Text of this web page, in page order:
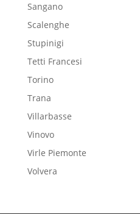
Sangano
Scalenghe
Stupinigi
Tetti Francesi
Torino
Trana
Villarbasse
Vinovo
Virle Piemonte
Volvera